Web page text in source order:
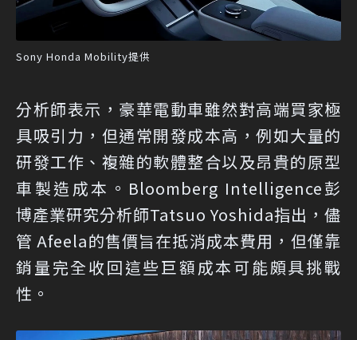
Sony Honda Mobility提供
分析師表示，豪華電動車雖然對高端買家極
具吸引力，但通常開發成本高，例如大量的
研發工作、複雜的軟體整合以及昂貴的原型
車製造成本。Bloomberg Intelligence彭
博產業研究分析師Tatsuo Yoshida指出，儘
管 Afeela的售價旨在抵消成本費用，但僅靠
銷量完全收回這些巨額成本可能頗具挑戰
性。